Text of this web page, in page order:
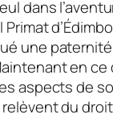
dans
Primat
une
en
aspects de
du